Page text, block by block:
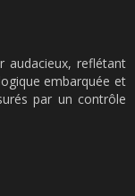
audacieux, reflétant
embarquée et
par un contrôle